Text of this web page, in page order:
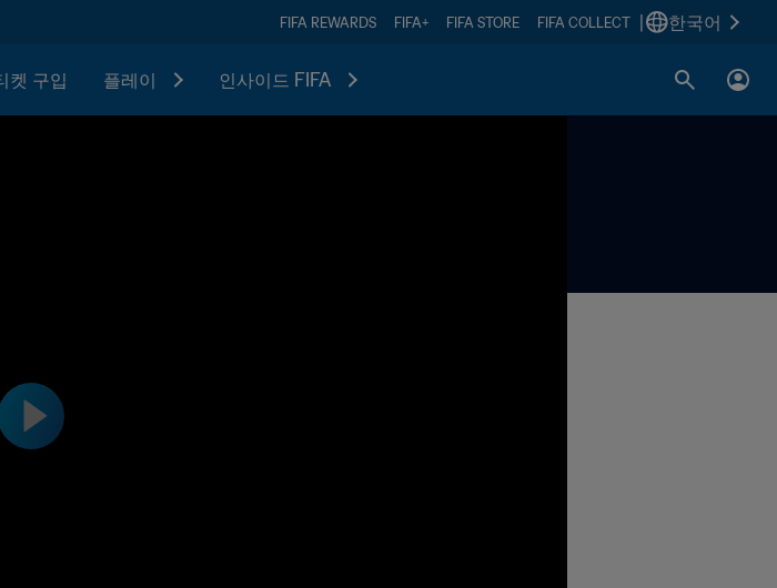
FIFA REWARDS FIFA+ FIFA STORE FIFA COLLECT 한국어
켓 구입 플레이 인사이드 FIFA